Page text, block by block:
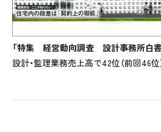
「特集 経営動向調査 設計事務所白書
設計・監理業務売上高で42位（前回46